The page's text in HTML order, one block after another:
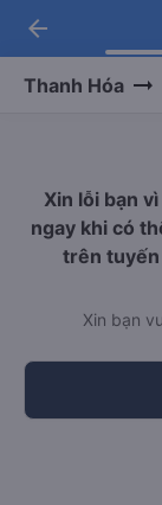
arrow_back
Thanh Hóa
Xin lỗi bạn
ngay khi có
trên tuyến
Xin bạn